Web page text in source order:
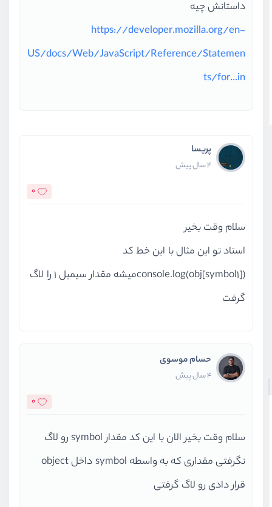
داستانش چیه
https://developer.mozilla.org/en-
US/docs/Web/JavaScript/Reference/Statemen
ts/for...in
پریسا
4 سال پیش
0
سلام وقت بخیر
استاد تو این مثال با این خط کد
console.log(obj[symbol1])میشه مقدار سیمبل 1 را لاگ
گرفت
حسام موسوی
4 سال پیش
0
سلام وقت بخیر الان با این کد مقدار symbol رو لاگ
نگرفتی مقداری که به واسطه symbol داخل object
قرار دادی رو لاگ گرفتی